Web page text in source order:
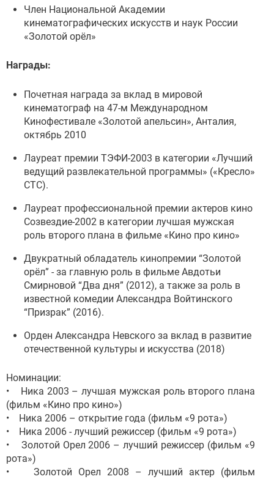
Член Национальной Академии
кинематографических искусств и наук России
«Золотой орёл»
Награды:
Почетная награда за вклад в мировой
кинематограф на 47-м Международном
Кинофестивале «Золотой апельсин», Анталия,
октябрь 2010
Лауреат премии ТЭФИ-2003 в категории «Лучший
ведущий развлекательной программы» («Кресло»
СТС).
Лауреат профессиональной премии актеров кино
Созвездие-2002 в категории лучшая мужская
роль второго плана в фильме «Кино про кино»
Двукратный обладатель кинопремии “Золотой
орёл” - за главную роль в фильме Авдотьи
Смирновой “Два дня” (2012), а также за роль в
известной комедии Александра Войтинского
“Призрак” (2016).
Орден Александра Невского за вклад в развитие
отечественной культуры и искусства (2018)
Номинации:
• Ника 2003 – лучшая мужская роль второго плана
(фильм «Кино про кино»)
• Ника 2006 – открытие года (фильм «9 рота»)
• Ника 2006 - лучший режиссер (фильм «9 рота»)
• Золотой Орел 2006 – лучший режиссер (фильм «9
рота»)
• Золотой Орел 2008 – лучший актер (фильм